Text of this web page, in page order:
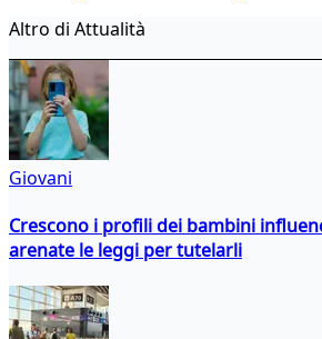
Altro di Attualità
Giovani
Crescono i profili dei bambini
arenate le leggi per tutelarli